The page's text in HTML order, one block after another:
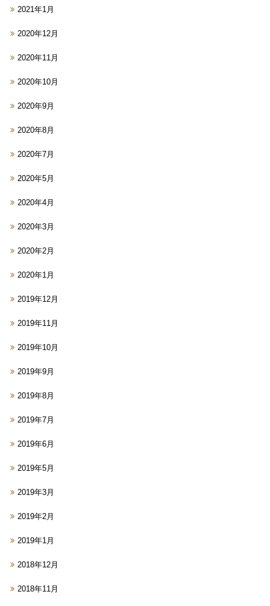
2021年1月
2020年12月
2020年11月
2020年10月
2020年9月
2020年8月
2020年7月
2020年5月
2020年4月
2020年3月
2020年2月
2020年1月
2019年12月
2019年11月
2019年10月
2019年9月
2019年8月
2019年7月
2019年6月
2019年5月
2019年3月
2019年2月
2019年1月
2018年12月
2018年11月